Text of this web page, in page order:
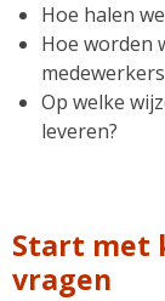
Hoe halen
Hoe worden
Op welke
leveren?
Start met
vragen